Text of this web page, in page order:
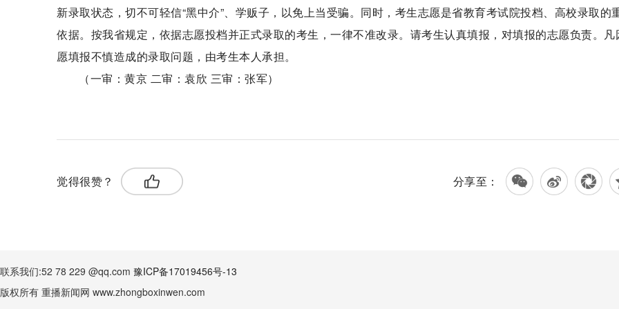
新录取状态，切不可轻信“黑中介”、学贩子，以免上当受骗。同时，考生志愿是省教育考试院投档、高校录取的
依据。按我省规定，依据志愿投档并正式录取的考生，一律不准改录。请考生认真填报，对填报的志愿负责。凡
愿填报不慎造成的录取问题，由考生本人承担。
（一审：黄京 二审：袁欣 三审：张军）
觉得很赞？ 分享至：
联系我们:52 78 229 @qq.com 豫ICP备17019456号-13
版权所有 重播新闻网 www.zhongboxinwen.com